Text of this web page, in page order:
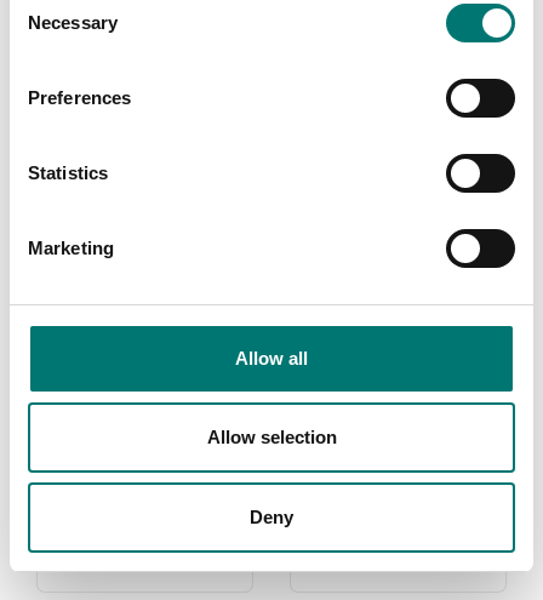
Selection
Necessary
Preferences
Statistics
Marketing
Allow all
Allow selection
Deny
Read more
AEP
Read more